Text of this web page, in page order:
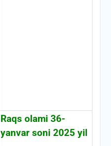
Raqs olami 36-
yanvar soni 2025 yil